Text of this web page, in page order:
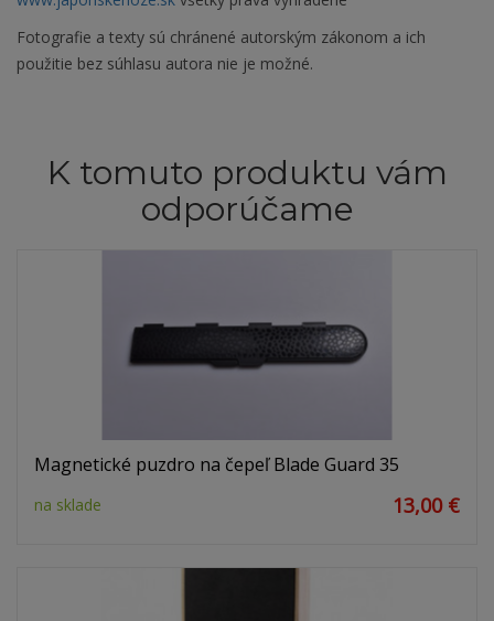
Fotografie a texty sú chránené autorským zákonom a ich
použitie bez súhlasu autora nie je možné.
K tomuto produktu vám
odporúčame
Magnetické puzdro na čepeľ Blade Guard 35
na sklade 13,00 €